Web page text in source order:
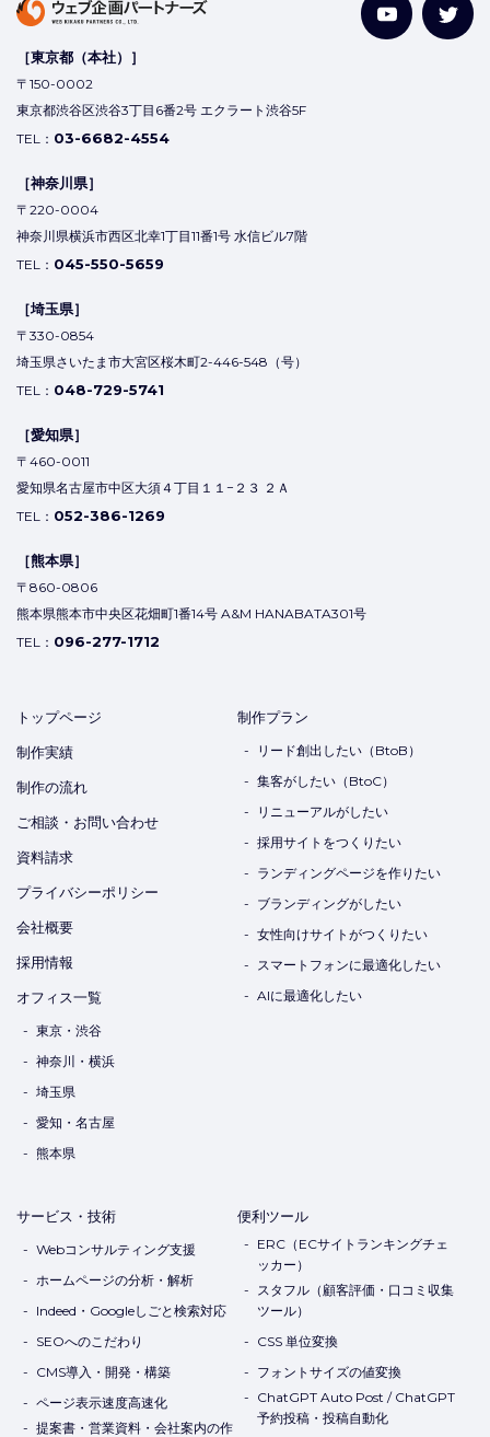
［東京都（本社）］
〒150-0002
東京都渋谷区渋谷3丁目6番2号 エクラート渋谷5F
TEL： 03-6682-4554
［神奈川県］
〒220-0004
神奈川県横浜市西区北幸1丁目11番1号 水信ビル7階
TEL： 045-550-5659
［埼玉県］
〒330-0854
埼玉県さいたま市大宮区桜木町2-446-548（号）
TEL： 048-729-5741
［愛知県］
〒460-0011
愛知県名古屋市中区大須４丁目１１−２３ ２Ａ
TEL： 052-386-1269
［熊本県］
〒860-0806
熊本県熊本市中央区花畑町1番14号 A&M HANABATA301号
TEL： 096-277-1712
トップページ
制作実績
制作の流れ
ご相談・お問い合わせ
資料請求
プライバシーポリシー
会社概要
採用情報
オフィス一覧
東京・渋谷
神奈川・横浜
埼玉県
愛知・名古屋
熊本県
制作プラン
リード創出したい（BtoB）
集客がしたい（BtoC）
リニューアルがしたい
採用サイトをつくりたい
ランディングページを作りたい
ブランディングがしたい
女性向けサイトがつくりたい
スマートフォンに最適化したい
AIに最適化したい
サービス・技術
Webコンサルティング支援
ホームページの分析・解析
Indeed・Googleしごと検索対応
SEOへのこだわり
CMS導入・開発・構築
ページ表示速度高速化
提案書・営業資料・会社案内の作
便利ツール
ERC（ECサイトランキングチェ
ッカー）
スタフル（顧客評価・口コミ収集
ツール）
CSS 単位変換
フォントサイズの値変換
ChatGPT Auto Post / ChatGPT
予約投稿・投稿自動化